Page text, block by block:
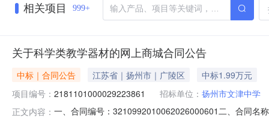
相关项目 999+
关于科学类教学器材的网上商城合同公告
中标｜合同公告 江苏省｜扬州市｜广陵区
中标1.99万元
项目编号： 2181101000029223861 招标单位： 扬州市文津中学
正文内容： 一、合同编号：3210992010062026000601二、合同名